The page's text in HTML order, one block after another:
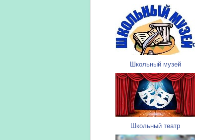
Школьный музей
Школьный театр